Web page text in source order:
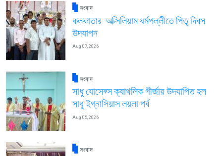
সংবাদ
কলকাতার অক্সিলিয়াম ধর্মপল্লীতে পিতৃ দিবস
উদযাপন
Aug 07, 2026
সংবাদ
সাধু যোসেফ্স ক্যাথলিক গীর্জায় উদযাপিত হল
সাধু ইগ্নাসিয়াস লয়লা পর্ব
Aug 05, 2026
সংবাদ